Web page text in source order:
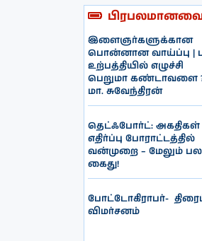
இளைஞர்களுக்கான
பொன்னான வாய்ப்பு |
உற்பத்தியில் எழுச்சி
பெறுமா கண்டாவளை
மா. சுவேந்திரன்
தெட்ஃபோர்ட்: அகதிகள்
எதிர்ப்பு போராட்டத்தில்
வன்முறை – மேலும்
கைது!
போட்டோகிராபர்-
விமர்சனம்